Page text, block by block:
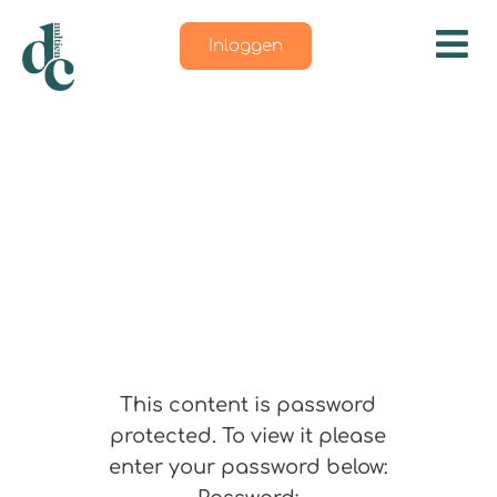
Inloggen
This content is password
protected. To view it please
enter your password below: